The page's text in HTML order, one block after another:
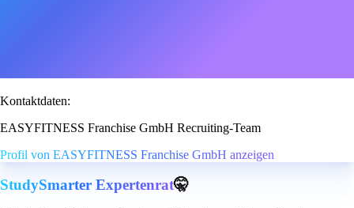
Kontaktdaten:
EASYFITNESS Franchise GmbH Recruiting-Team
Profil von EASYFITNESS Franchise GmbH anzeigen
StudySmarter Expertenrat🤫